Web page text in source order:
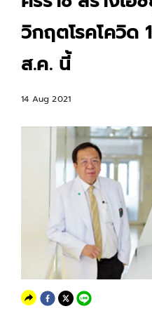
วิกฤตโรคโควิด
ส.ค. นี้
14 Aug 2021